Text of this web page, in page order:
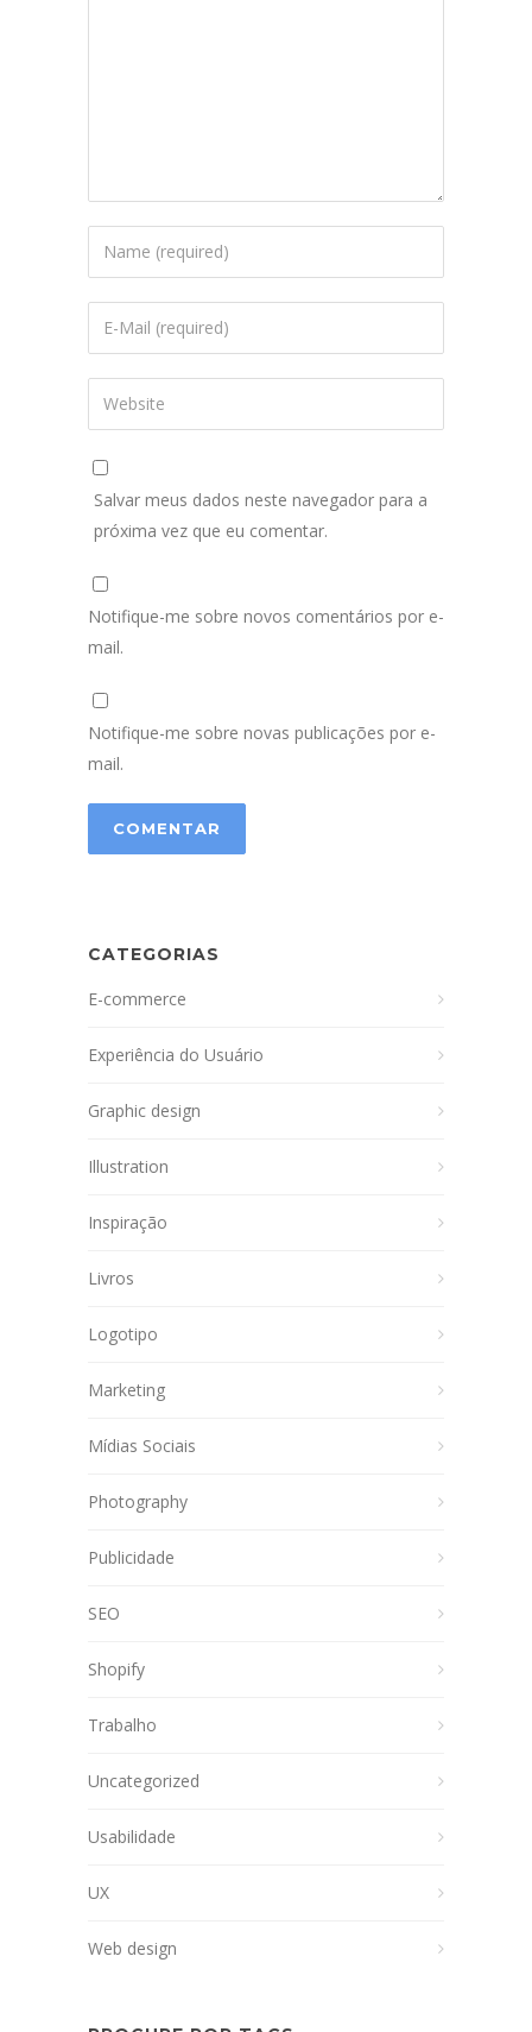
Salvar meus dados neste navegador para a
próxima vez que eu comentar.
Notifique-me sobre novos comentários por e-
mail.
Notifique-me sobre novas publicações por e-
mail.
CATEGORIAS
E-commerce
Experiência do Usuário
Graphic design
Illustration
Inspiração
Livros
Logotipo
Marketing
Mídias Sociais
Photography
Publicidade
SEO
Shopify
Trabalho
Uncategorized
Usabilidade
UX
Web design